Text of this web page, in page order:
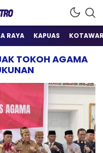
RAYA KAPUAS
TOKOH AGAMA